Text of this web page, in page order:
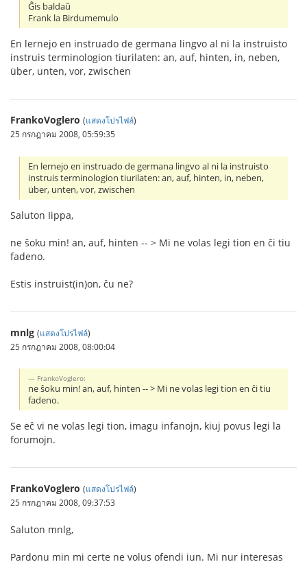
Ĝis baldaŭ
Frank la Birdumemulo
En lernejo en instruado de germana lingvo al ni la instruisto
instruis terminologion tiurilaten: an, auf, hinten, in, neben,
über, unten, vor, zwischen
FrankoVoglero (แสดงโปรไฟล์)
25 กรกฎาคม 2008, 05:59:35
En lernejo en instruado de germana lingvo al ni la instruisto
instruis terminologion tiurilaten: an, auf, hinten, in, neben,
über, unten, vor, zwischen
Saluton Iippa,
ne ŝoku min! an, auf, hinten -- > Mi ne volas legi tion en ĉi tiu
fadeno.
Estis instruist(in)on, ĉu ne?
mnlg (แสดงโปรไฟล์)
25 กรกฎาคม 2008, 08:00:04
FrankoVoglero:
ne ŝoku min! an, auf, hinten -- > Mi ne volas legi tion en ĉi tiu
fadeno.
Se eĉ vi ne volas legi tion, imagu infanojn, kiuj povus legi la
forumojn.
FrankoVoglero (แสดงโปรไฟล์)
25 กรกฎาคม 2008, 09:37:53
Saluton mnlg,
Pardonu min mi certe ne volus ofendi iun. Mi nur interesas